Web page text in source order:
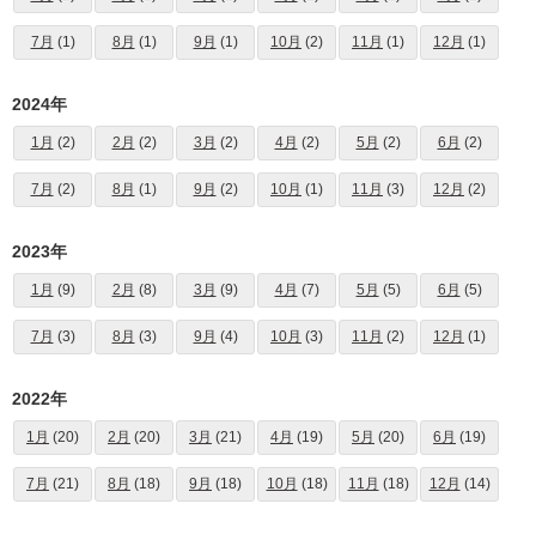
7月 (1) 8月 (1) 9月 (1) 10月 (2) 11月 (1) 12月 (1)
2024年
1月 (2) 2月 (2) 3月 (2) 4月 (2) 5月 (2) 6月 (2)
7月 (2) 8月 (1) 9月 (2) 10月 (1) 11月 (3) 12月 (2)
2023年
1月 (9) 2月 (8) 3月 (9) 4月 (7) 5月 (5) 6月 (5)
7月 (3) 8月 (3) 9月 (4) 10月 (3) 11月 (2) 12月 (1)
2022年
1月 (20) 2月 (20) 3月 (21) 4月 (19) 5月 (20) 6月 (19)
7月 (21) 8月 (18) 9月 (18) 10月 (18) 11月 (18) 12月 (14)